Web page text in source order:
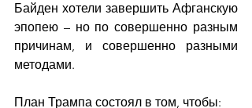
Байден хотели завершить Афганскую
эпопею – но по совершенно разным
причинам, и совершенно разными
методами.
План Трампа состоял в том, чтобы: